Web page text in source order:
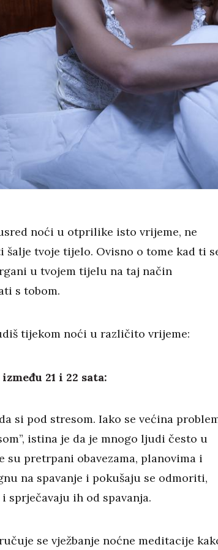
noći u otprilike isto vrijeme, ne
tvoje tijelo. Ovisno o tome kad ti
u tvojem tijelu na taj način
s tobom.
tijekom noći u različito vrijeme:
21 i 22 sata:
si pod stresom. Iako se većina
istina je da je mnogo ljudi često u
su pretrpani obavezama, planovima i
na spavanje i pokušaju se odmoriti,
sprječavaju ih od spavanja.
se vježbanje noćne meditacije